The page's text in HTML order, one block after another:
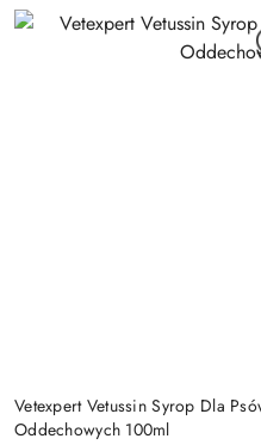
Vetexpert Vetussin Syrop Dla
Oddechowych 100ml